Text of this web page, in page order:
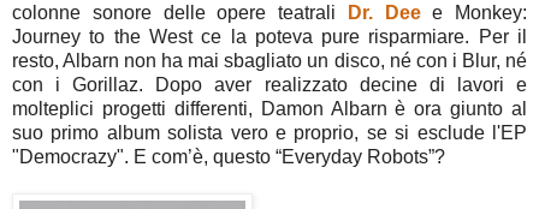
colonne sonore delle opere teatrali
Dr. Deee Monkey:
Journey to the West ce la poteva pure risparmiare. Per il
resto, Albarn non ha mai sbagliato un disco, né con i Blur, né
con i Gorillaz. Dopo aver realizzato decine di lavori e
molteplici progetti differenti, Damon Albarn è ora giunto al
suo primo album solista vero e proprio, se si esclude l'EP
"Democrazy". E com’è, questo “Everyday Robots”?